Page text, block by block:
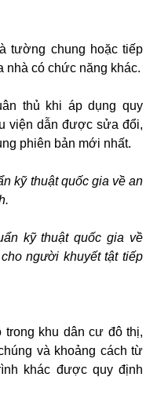
tường chung hoặc tiếp
nhà có chức năng khác.
thủ khi áp dụng quy
viện dẫn được sửa đổi,
phiên bản mới nhất.
kỹ thuật quốc gia về an
kỹ thuật quốc gia về
người khuyết tật tiếp
khu dân cư đô thị,
và khoảng cách từ
khác được quy định